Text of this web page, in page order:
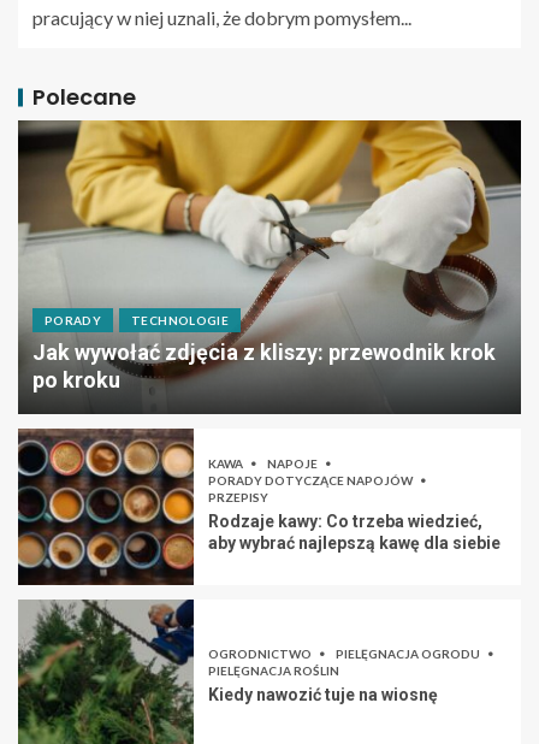
pracujący w niej uznali, że dobrym pomysłem...
Polecane
PORADY TECHNOLOGIE
Jak wywołać zdjęcia z kliszy: przewodnik krok
po kroku
KAWA
NAPOJE
PORADY DOTYCZĄCE NAPOJÓW
PRZEPISY
Rodzaje kawy: Co trzeba wiedzieć,
aby wybrać najlepszą kawę dla siebie
OGRODNICTWO
PIELĘGNACJA OGRODU
PIELĘGNACJA ROŚLIN
Kiedy nawozić tuje na wiosnę